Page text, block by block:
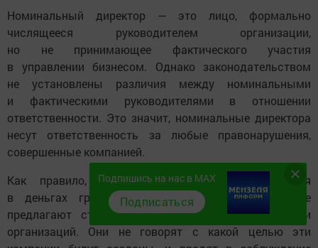
Номинальный директор — это лицо, формально
числящееся руководителем организации,
но не принимающее фактического участия
в управлении бизнесом. Однако законодательством
не установлены различия между номинальными
и фактическими руководителями в отношении
ответственности. Это значит, номинальные директора
несут ответственность за любые правонарушения,
совершенные компанией.
Как правило, мошенники находят нуждающихся
в деньгах граждан, которым за вознаграждение
предлагают стать учредителями и руководителями
организаций. Они не говорят с какой целью эти
Подпишись на нас в MAX
Подписаться